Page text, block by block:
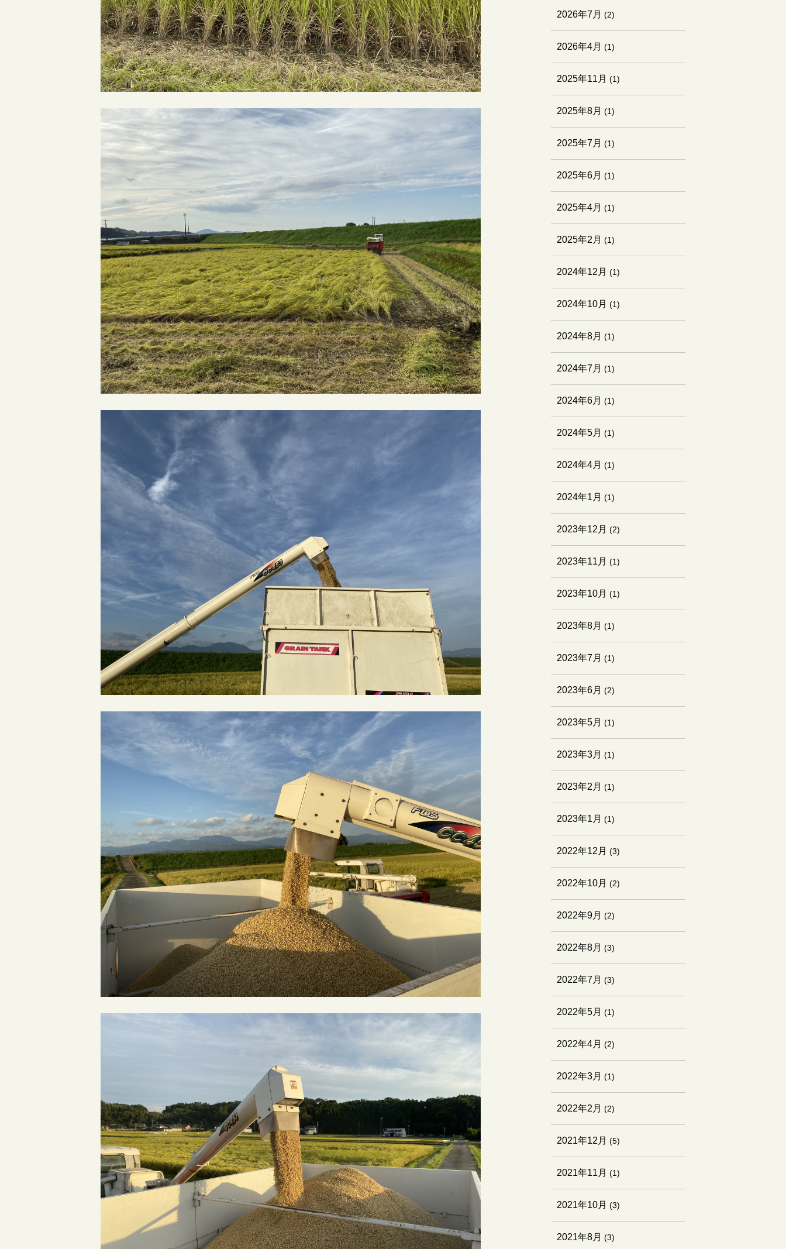
2026年7月 (2)
2026年4月 (1)
2025年11月 (1)
2025年8月 (1)
2025年7月 (1)
2025年6月 (1)
2025年4月 (1)
2025年2月 (1)
2024年12月 (1)
2024年10月 (1)
2024年8月 (1)
2024年7月 (1)
2024年6月 (1)
2024年5月 (1)
2024年4月 (1)
2024年1月 (1)
2023年12月 (2)
2023年11月 (1)
2023年10月 (1)
2023年8月 (1)
2023年7月 (1)
2023年6月 (2)
2023年5月 (1)
2023年3月 (1)
2023年2月 (1)
2023年1月 (1)
2022年12月 (3)
2022年10月 (2)
2022年9月 (2)
2022年8月 (3)
2022年7月 (3)
2022年5月 (1)
2022年4月 (2)
2022年3月 (1)
2022年2月 (2)
2021年12月 (5)
2021年11月 (1)
2021年10月 (3)
2021年8月 (3)